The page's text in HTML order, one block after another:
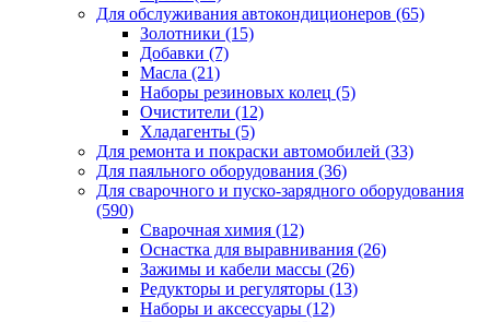
Для обслуживания автокондиционеров (65)
Золотники (15)
Добавки (7)
Масла (21)
Наборы резиновых колец (5)
Очистители (12)
Хладагенты (5)
Для ремонта и покраски автомобилей (33)
Для паяльного оборудования (36)
Для сварочного и пуско-зарядного оборудования
(590)
Сварочная химия (12)
Оснастка для выравнивания (26)
Зажимы и кабели массы (26)
Редукторы и регуляторы (13)
Наборы и аксессуары (12)